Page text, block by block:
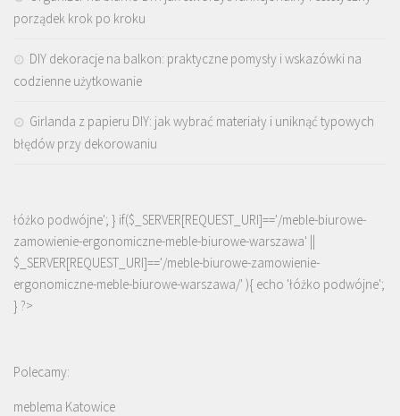
porządek krok po kroku
DIY dekoracje na balkon: praktyczne pomysły i wskazówki na
codzienne użytkowanie
Girlanda z papieru DIY: jak wybrać materiały i uniknąć typowych
błędów przy dekorowaniu
łóżko podwójne'; } if($_SERVER[REQUEST_URI]=='/meble-biurowe-
zamowienie-ergonomiczne-meble-biurowe-warszawa' ||
$_SERVER[REQUEST_URI]=='/meble-biurowe-zamowienie-
ergonomiczne-meble-biurowe-warszawa/' ){ echo 'łóżko podwójne';
} ?>
Polecamy:
meblema Katowice